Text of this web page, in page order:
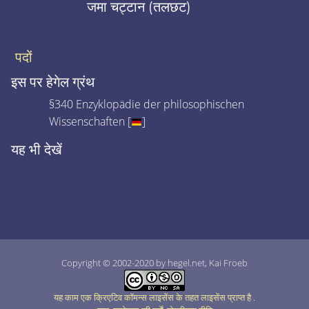
जमा चट्टान (तलछट)
पदों
इस पर हेगेल ग्रंथ
§340 Enzyklopädie der philosophischen
Wissenschaften [
]
यह भी देखें
Copyright © 2002-2020 by hegel.net, Kai Froeb
यह काम एक क्रिएटिव कॉमन्स लाइसेंस के तहत लाइसेंस प्राप्त है.